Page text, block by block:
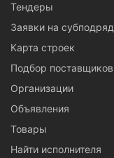
Тендеры
Заявки на субподряд
Карта строек
Подбор поставщиков
Организации
Объявления
Товары
Найти исполнителя